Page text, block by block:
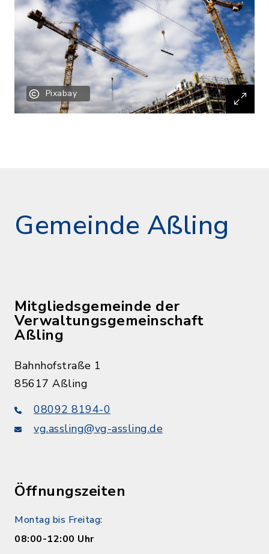
Pixabay
Gemeinde Aßling
Mitgliedsgemeinde der
Verwaltungsgemeinschaft
Aßling
Bahnhofstraße 1
85617 Aßling
08092 8194-0
vg.assling@vg-assling.de
Öffnungszeiten
Montag bis Freitag:
08:00-12:00 Uhr